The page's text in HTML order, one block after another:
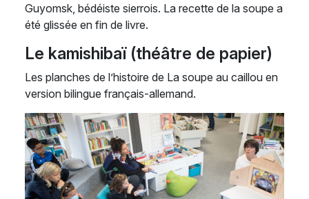
Guyomsk, bédéiste sierrois. La recette de la soupe a
été glissée en fin de livre.
Le kamishibaï (théâtre de papier)
Les planches de l’histoire de La soupe au caillou en
version bilingue français-allemand.